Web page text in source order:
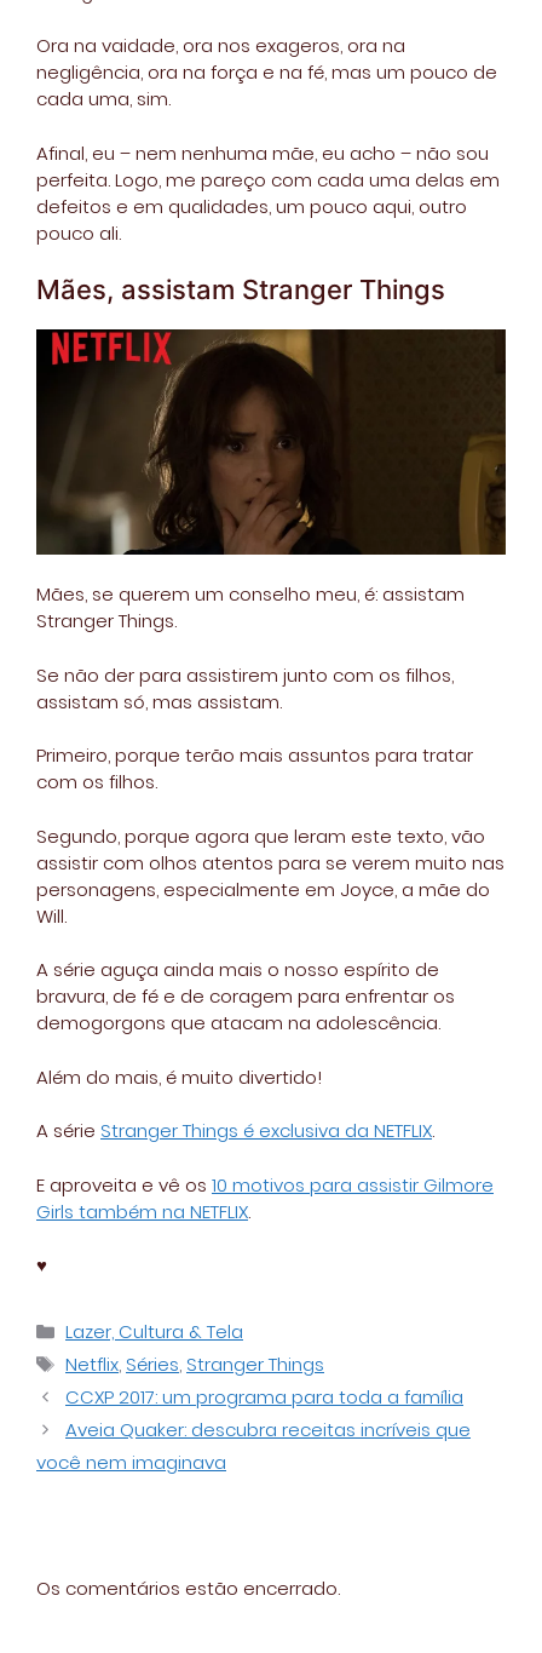
Ora na vaidade, ora nos exageros, ora na
negligência, ora na força e na fé, mas um pouco de
cada uma, sim.
Afinal, eu – nem nenhuma mãe, eu acho – não sou
perfeita. Logo, me pareço com cada uma delas em
defeitos e em qualidades, um pouco aqui, outro
pouco ali.
Mães, assistam Stranger Things
Mães, se querem um conselho meu, é: assistam
Stranger Things.
Se não der para assistirem junto com os filhos,
assistam só, mas assistam.
Primeiro, porque terão mais assuntos para tratar
com os filhos.
Segundo, porque agora que leram este texto, vão
assistir com olhos atentos para se verem muito nas
personagens, especialmente em Joyce, a mãe do
Will.
A série aguça ainda mais o nosso espírito de
bravura, de fé e de coragem para enfrentar os
demogorgons que atacam na adolescência.
Além do mais, é muito divertido!
A série Stranger Things é exclusiva da NETFLIX.
E aproveita e vê os 10 motivos para assistir Gilmore
Girls também na NETFLIX.
♥
Categorias
Lazer, Cultura & Tela
Tags
Netflix, Séries, Stranger Things
CCXP 2017: um programa para toda a família
Aveia Quaker: descubra receitas incríveis que
você nem imaginava
Os comentários estão encerrado.